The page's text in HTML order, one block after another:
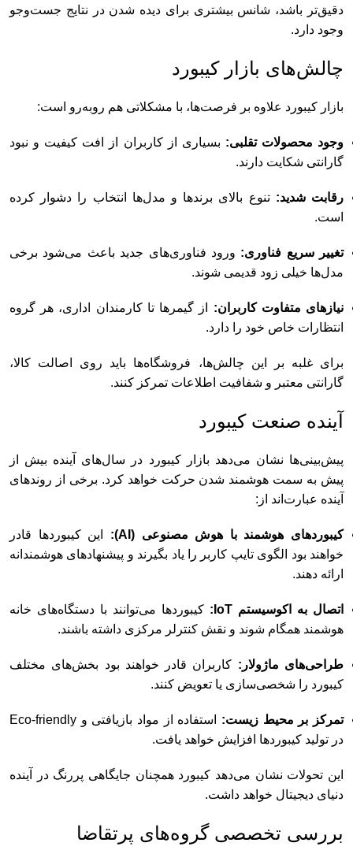
دقیق‌تر باشد، شانس بیشتری برای دیده شدن در نتایج جست‌وجو
وجود دارد.
چالش‌های بازار کیبورد
بازار کیبورد علاوه بر فرصت‌ها، با مشکلاتی هم روبه‌رو است:
وجود محصولات تقلبی: بسیاری از کاربران از افت کیفیت و نبود
گارانتی شکایت دارند.
رقابت شدید: تنوع بالای برندها و مدل‌ها انتخاب را دشوار کرده
است.
تغییر سریع فناوری: ورود فناوری‌های جدید باعث می‌شود برخی
مدل‌ها خیلی زود قدیمی شوند.
نیازهای متفاوت کاربران: از گیمرها تا کارمندان اداری، هر گروه
انتظارات خاص خود را دارد.
برای غلبه بر این چالش‌ها، فروشگاه‌ها باید روی اصالت کالا،
گارانتی معتبر و شفافیت اطلاعات تمرکز کنند.
آینده صنعت کیبورد
پیش‌بینی‌ها نشان می‌دهد بازار کیبورد در سال‌های آینده بیش از
پیش به سمت هوشمند شدن حرکت خواهد کرد. برخی از روندهای
آینده عبارت‌اند از:
کیبوردهای هوشمند با هوش مصنوعی (AI):
این کیبوردها قادر
خواهند بود الگوی تایپ کاربر را یاد بگیرند و پیشنهادهای هوشمندانه
ارائه دهند.
اتصال به اکوسیستم IoT:
کیبوردها می‌توانند با دستگاه‌های خانه
هوشمند همگام شوند و نقش کنترلر مرکزی داشته باشند.
طراحی‌های ماژولار: کاربران قادر خواهند بود بخش‌های مختلف
کیبورد را شخصی‌سازی یا تعویض کنند.
تمرکز بر محیط زیست:
استفاده از مواد بازیافتی و Eco-friendly
در تولید کیبوردها افزایش خواهد یافت.
این تحولات نشان می‌دهد کیبورد همچنان جایگاهی پررنگ در آینده
دنیای دیجیتال خواهد داشت.
بررسی تخصصی گروه‌های پرتقاضا